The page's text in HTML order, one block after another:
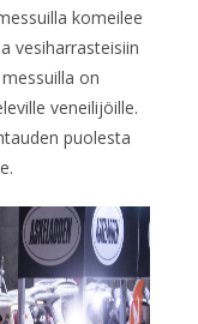
komeilee
vesiharrasteisiin
on
veneilijöille.
puolesta